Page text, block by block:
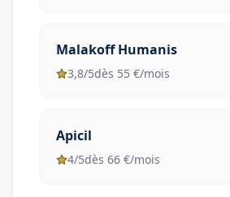
Malakoff Humanis
3,8/5dès 55 €/mois
Apicil
4/5dès 66 €/mois